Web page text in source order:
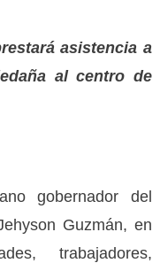
asistencia a
al centro de
gobernador del
Guzmán, en
trabajadores,